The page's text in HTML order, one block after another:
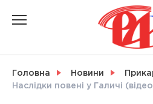
Головна Новини
Наслідки повені у Галичі